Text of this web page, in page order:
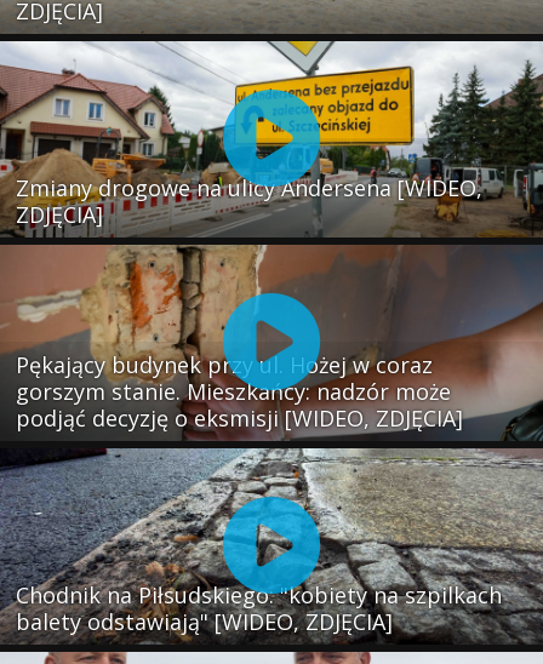
ZDJĘCIA]
Zmiany drogowe na ulicy Andersena [WIDEO,
ZDJĘCIA]
Pękający budynek przy ul. Hożej w coraz
gorszym stanie. Mieszkańcy: nadzór może
podjąć decyzję o eksmisji [WIDEO, ZDJĘCIA]
Chodnik na Piłsudskiego: "kobiety na szpilkach
balety odstawiają" [WIDEO, ZDJĘCIA]